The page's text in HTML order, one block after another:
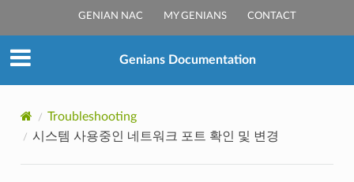
GENIAN NAC MY GENIANS CONTACT
Genians Documentation
Troubleshooting
시스템 사용중인 네트워크 포트 확인 및 변경